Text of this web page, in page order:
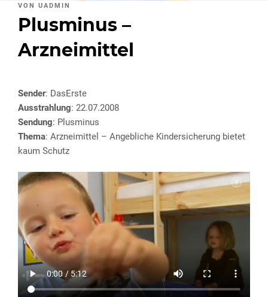
VERÖFFENTLICHT
VON UADMIN
Plusminus –
Arzneimittel
Sender: DasErste
Ausstrahlung: 22.07.2008
Sendung: Plusminus
Thema: Arzneimittel – Angebliche Kindersicherung bietet
kaum Schutz